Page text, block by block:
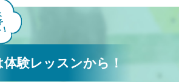
体験レッスンから！